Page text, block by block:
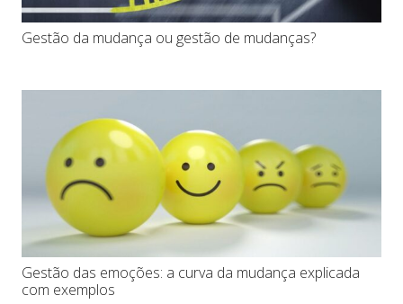
Gestão da mudança ou gestão de mudanças?
Gestão das emoções: a curva da mudança explicada
com exemplos